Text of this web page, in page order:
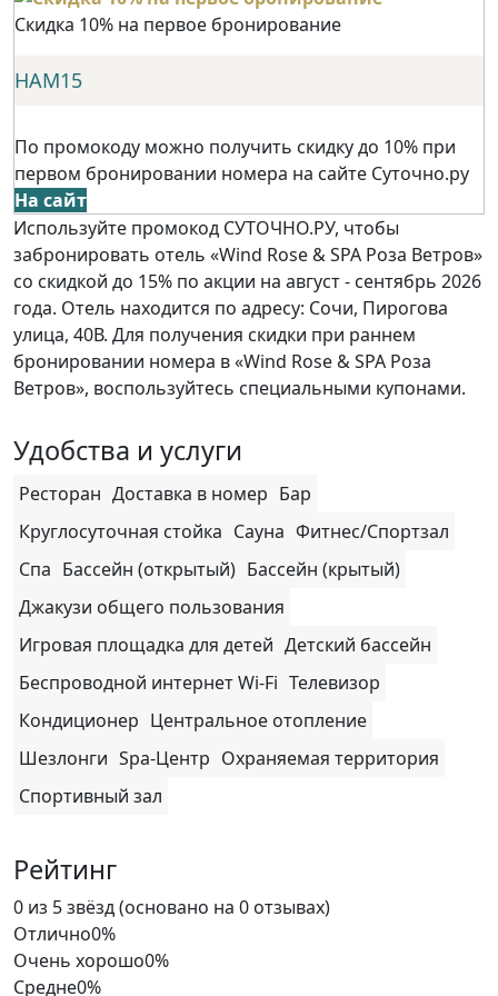
Скидка 10% на первое бронирование
НАМ15
По промокоду можно получить скидку до 10% при
первом бронировании номера на сайте Суточно.ру
На сайт
Используйте промокод СУТОЧНО.РУ, чтобы
забронировать отель «Wind Rose & SPA Роза Ветров»
со скидкой до 15% по акции на август - сентябрь 2026
года. Отель находится по адресу: Сочи, Пирогова
улица, 40В. Для получения скидки при раннем
бронировании номера в «Wind Rose & SPA Роза
Ветров», воспользуйтесь специальными купонами.
Удобства и услуги
Ресторан Доставка в номер Бар
Круглосуточная стойка Сауна Фитнес/Спортзал
Спа Бассейн (открытый) Бассейн (крытый)
Джакузи общего пользования
Игровая площадка для детей Детский бассейн
Беспроводной интернет Wi-Fi Телевизор
Кондиционер Центральное отопление
Шезлонги Spa-Центр Охраняемая территория
Спортивный зал
Рейтинг
Rated
0
out
of
0 из 5 звёзд (основано на 0 отзывах)
Отлично0%
Очень хорошо0%
Средне0%